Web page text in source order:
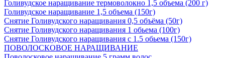
Голивудское наращивание термоволокно 1,5 объема (200 г)
Голивудское наращивание 1,5 объема (150г)
Снятие Голивудского наращивания 0,5 объёма (50г)
Снятие Голивудского наращивания 1 обьема (100г)
Снятие Голивудского наращивания с 1.5 обьема (150г)
ПОВОЛОСКОВОЕ НАРАЩИВАНИЕ